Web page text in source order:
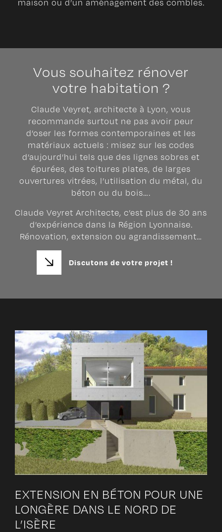
maison ou d’un aménagement des combles.
Vous souhaitez rénover
votre habitation ?
Claude Veyret, architecte à Lyon, vous
recommande surtout ne pas avoir peur
d’oser les formes contemporaines et les
matériaux actuels : misez sur les codes
d’aujourd’hui tels que des lignes sobres et
épurées, des toitures plates, de larges
ouvertures vitrées, l’utilisation du métal, du
béton ou du bois….
Claude Veyret Architecte, c’est plus de 30 ans
d’expérience dans la Région Lyonnaise.
Rénovation, extension ou agrandissement…
Discutons de votre projet !
EXTENSION EN BÉTON POUR UNE
LONGÈRE DANS LE NORD DE
L’ISÈRE